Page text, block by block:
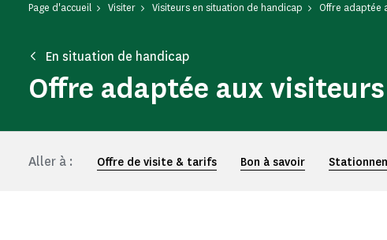
Page d'accueil Visiter Visiteurs en situation de handicap Offre adaptée
En situation de handicap
Offre adaptée aux
Aller à : Offre de visite & tarifs Bon à savoir